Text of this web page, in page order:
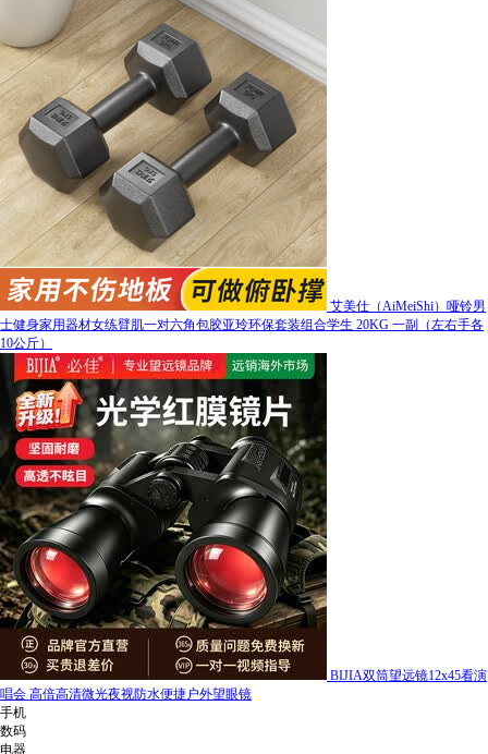
艾美仕（AiMeiShi）哑铃男
士健身家用器材女练臂肌一对六角包胶亚玲环保套装组合学生 20KG 一副（左右手各
10公斤）
BIJIA双筒望远镜12x45看演
唱会 高倍高清微光夜视防水便捷户外望眼镜
手机
数码
电器